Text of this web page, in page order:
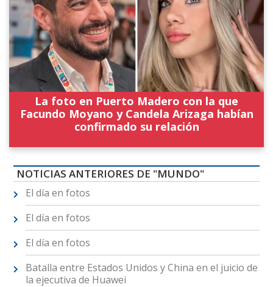
La foto en Puerto Madero con la que
Facundo Moyano y Candela Arizaga habían
confirmado su relación
NOTICIAS ANTERIORES DE "MUNDO"
El día en fotos
El día en fotos
El día en fotos
Batalla entre Estados Unidos y China en el juicio de
la ejecutiva de Huawei